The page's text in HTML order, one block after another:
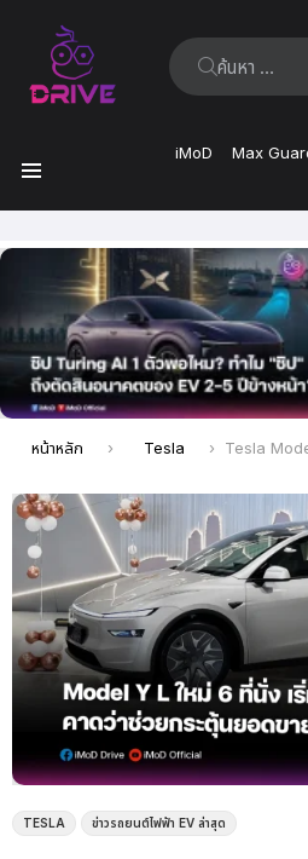
ค้นหา:
iMoD Max
ล่าสุด
คุณอยู่ที่นี่:
หน้าหลัก Tesla Tesla Model Y L รุ่นใหม่ 6 ที่นั่ง เริ่
TESLA ข่าวรถยนต์ไฟฟ้า EV ล่าสุด